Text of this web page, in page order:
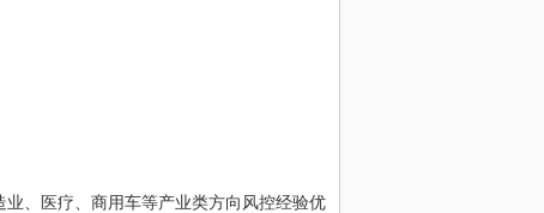
、医疗、商用车等产业类方向风控经验优